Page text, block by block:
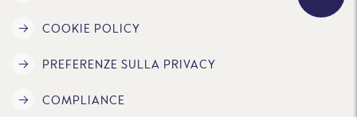
COOKIE POLICY
PREFERENZE SULLA PRIVACY
COMPLIANCE